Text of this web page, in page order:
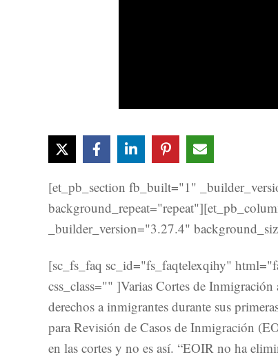
[et_pb_section fb_built="1"
_builder_version="3.27.4"
[sc_fs_faq sc_id="fs_faqtelexqihy"
css_class="" ]Varias Cortes de
derechos a inmigrantes durante sus
para Revisión de Casos de Inmigración
en las cortes y no es así. “EOIR no ha